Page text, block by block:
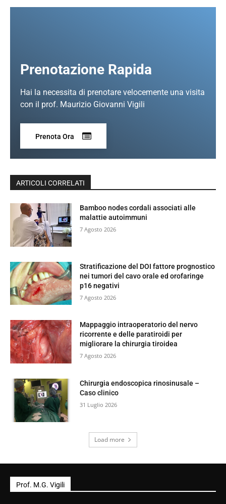
Prenotazione Rapida
Hai la necessita di prenotare velocemente una visita
con il prof. Maurizio Giovanni Vigili
Prenota Ora
ARTICOLI CORRELATI
Bamboo nodes cordali associati alle
malattie autoimmuni
7 Agosto 2026
Stratificazione del DOI fattore prognostico
nei tumori del cavo orale ed orofaringe
p16 negativi
7 Agosto 2026
Mappaggio intraoperatorio del nervo
ricorrente e delle paratiroidi per
migliorare la chirurgia tiroidea
7 Agosto 2026
Chirurgia endoscopica rinosinusale –
Caso clinico
31 Luglio 2026
Load more
Prof. M.G. Vigili